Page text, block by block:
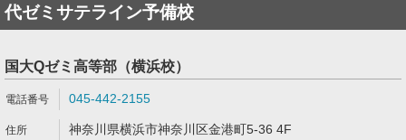
代ゼミサテライン予備校
国大Qゼミ高等部（横浜校）
045-442-2155
神奈川県横浜市神奈川区金港町5-36 4F